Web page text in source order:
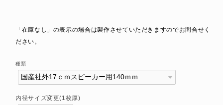
「在庫なし」の表示の場合は製作させていただきますのでお問合せく
ださい。
種類
内径サイズ変更(1枚厚)